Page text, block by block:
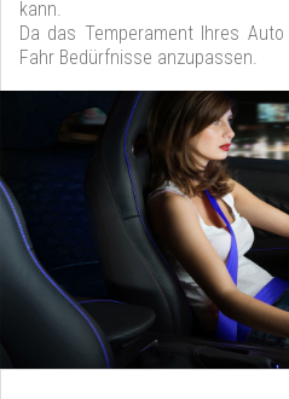
kann.
Da das Temperament Ihres
Fahr Bedürfnisse anzupassen.